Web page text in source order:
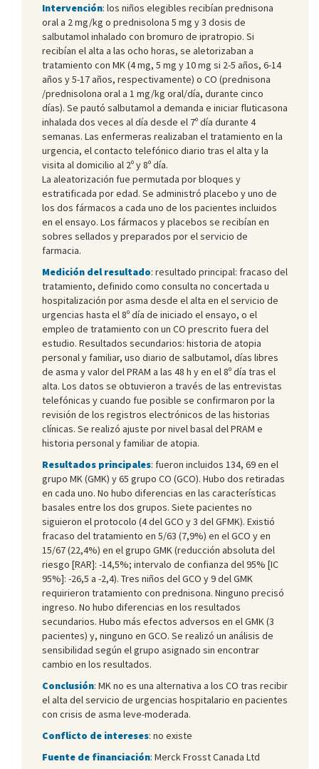
Intervención: los niños elegibles recibían prednisona
oral a 2 mg/kg o prednisolona 5 mg y 3 dosis de
salbutamol inhalado con bromuro de ipratropio. Si
recibían el alta a las ocho horas, se aletorizaban a
tratamiento con MK (4 mg, 5 mg y 10 mg si 2-5 años, 6-14
años y 5-17 años, respectivamente) o CO (prednisona
/prednisolona oral a 1 mg/kg oral/día, durante cinco
días). Se pautó salbutamol a demanda e iniciar fluticasona
inhalada dos veces al día desde el 7º día durante 4
semanas. Las enfermeras realizaban el tratamiento en la
urgencia, el contacto telefónico diario tras el alta y la
visita al domicilio al 2º y 8º día.
La aleatorización fue permutada por bloques y
estratificada por edad. Se administró placebo y uno de
los dos fármacos a cada uno de los pacientes incluidos
en el ensayo. Los fármacos y placebos se recibían en
sobres sellados y preparados por el servicio de
farmacia.
Medición del resultado: resultado principal: fracaso del
tratamiento, definido como consulta no concertada u
hospitalización por asma desde el alta en el servicio de
urgencias hasta el 8º día de iniciado el ensayo, o el
empleo de tratamiento con un CO prescrito fuera del
estudio. Resultados secundarios: historia de atopia
personal y familiar, uso diario de salbutamol, días libres
de asma y valor del PRAM a las 48 h y en el 8º día tras el
alta. Los datos se obtuvieron a través de las entrevistas
telefónicas y cuando fue posible se confirmaron por la
revisión de los registros electrónicos de las historias
clínicas. Se realizó ajuste por nivel basal del PRAM e
historia personal y familiar de atopia.
Resultados principales: fueron incluidos 134, 69 en el
grupo MK (GMK) y 65 grupo CO (GCO). Hubo dos retiradas
en cada uno. No hubo diferencias en las características
basales entre los dos grupos. Siete pacientes no
siguieron el protocolo (4 del GCO y 3 del GFMK). Existió
fracaso del tratamiento en 5/63 (7,9%) en el GCO y en
15/67 (22,4%) en el grupo GMK (reducción absoluta del
riesgo [RAR]: -14,5%; intervalo de confianza del 95% [IC
95%]: -26,5 a -2,4). Tres niños del GCO y 9 del GMK
requirieron tratamiento con prednisona. Ninguno precisó
ingreso. No hubo diferencias en los resultados
secundarios. Hubo más efectos adversos en el GMK (3
pacientes) y, ninguno en GCO. Se realizó un análisis de
sensibilidad según el grupo asignado sin encontrar
cambio en los resultados.
Conclusión: MK no es una alternativa a los CO tras recibir
el alta del servicio de urgencias hospitalario en pacientes
con crisis de asma leve-moderada.
Conflicto de intereses: no existe
Fuente de financiación: Merck Frosst Canada Ltd